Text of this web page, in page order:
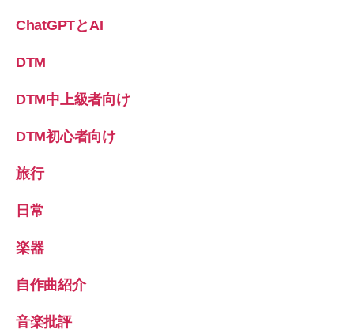
ChatGPTとAI
DTM
DTM中上級者向け
DTM初心者向け
旅行
日常
楽器
自作曲紹介
音楽批評